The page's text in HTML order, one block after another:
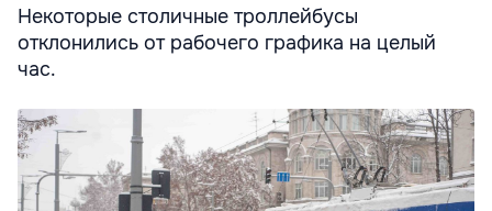
Некоторые столичные троллейбусы
отклонились от рабочего графика на целый
час.